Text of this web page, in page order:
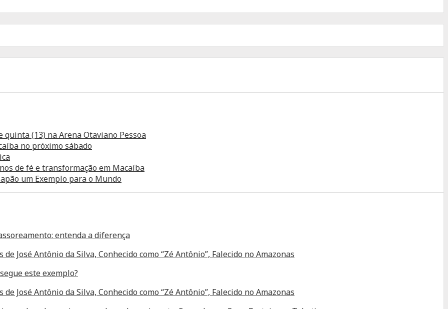
(13) na Arena Otaviano Pessoa
no próximo sábado
de fé e transformação em Macaíba
um Exemplo para o Mundo
entenda a diferença
José Antônio da Silva, Conhecido como “Zé Antônio”, Falecido no Amazonas
este exemplo?
José Antônio da Silva, Conhecido como “Zé Antônio”, Falecido no Amazonas